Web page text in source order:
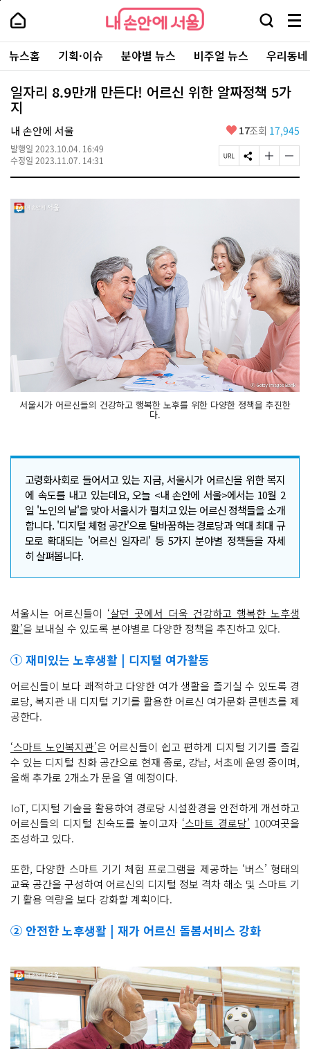
본
로
가
내
손
안
에
서
울
-
서
울
시
대
표
소
통
포
내
손
에
울
검
창
열
기
메
뉴
전
체
보
주
요
서
뉴스홈 기획·이슈 분야별 뉴스 비주얼 뉴스 우리동
일자리 8.9만개 만든다! 어르신 위한 알짜정책 5가
지
내 손안에 서울
발행일 2023.10.04. 16:49
수정일 2023.11.07. 14:31
좋
요
17조회 17,945
페
이
U
사
S
N
공
글
자
기
하
기
글
자
기
하
기
서울시가 어르신들의 건강하고 행복한 노후를 위한 다양한 정책을 추진한
다.
고령화사회로 들어서고 있는 지금, 서울시가 어르신을 위한 복지
에 속도를 내고 있는데요, 오늘 <내 손안에 서울>에서는 10월 2
일 '노인의 날'을 맞아 서울시가 펼치고 있는 어르신 정책들을 소개
합니다. '디지털 체험 공간'으로 탈바꿈하는 경로당과 역대 최대 규
모로 확대되는 '어르신 일자리' 등 5가지 분야별 정책들을 자세
히 살펴봅니다.
서울시는 어르신들이 ‘살던 곳에서 더욱 건강하고 행복한 노후생
활’을 보내실 수 있도록 분야별로 다양한 정책을 추진하고 있다.
① 재미있는 노후생활 | 디지털 여가활동
어르신들이 보다 쾌적하고 다양한 여가 생활을 즐기실 수 있도록 경
로당, 복지관 내 디지털 기기를 활용한 어르신 여가문화 콘텐츠를 제
공한다.
‘스마트 노인복지관’은 어르신들이 쉽고 편하게 디지털 기기를 즐길
수 있는 디지털 친화 공간으로 현재 종로, 강남, 서초에 운영 중이며,
올해 추가로 2개소가 문을 열 예정이다.
IoT, 디지털 기술을 활용하여 경로당 시설환경을 안전하게 개선하고
어르신들의 디지털 친숙도를 높이고자 ‘스마트 경로당’ 100여곳을
조성하고 있다.
또한, 다양한 스마트 기기 체험 프로그램을 제공하는 ‘버스’ 형태의
교육 공간을 구성하여 어르신의 디지털 정보 격차 해소 및 스마트 기
기 활용 역량을 보다 강화할 계획이다.
② 안전한 노후생활 | 재가 어르신 돌봄서비스 강화
페
상
단
로